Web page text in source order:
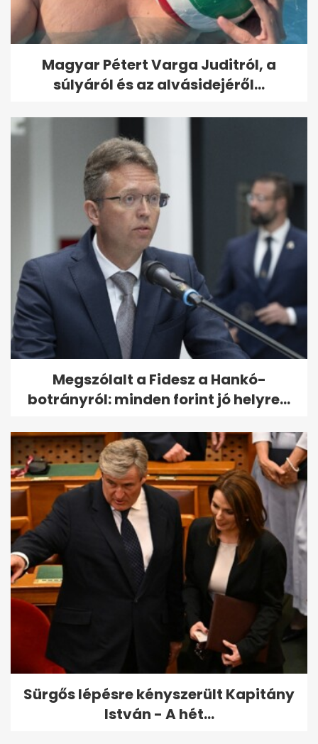
Magyar Pétert Varga Juditról, a
súlyáról és az alvásidejéről...
Megszólalt a Fidesz a Hankó-
botrányról: minden forint jó helyre...
Sürgős lépésre kényszerült Kapitány
István - A hét...